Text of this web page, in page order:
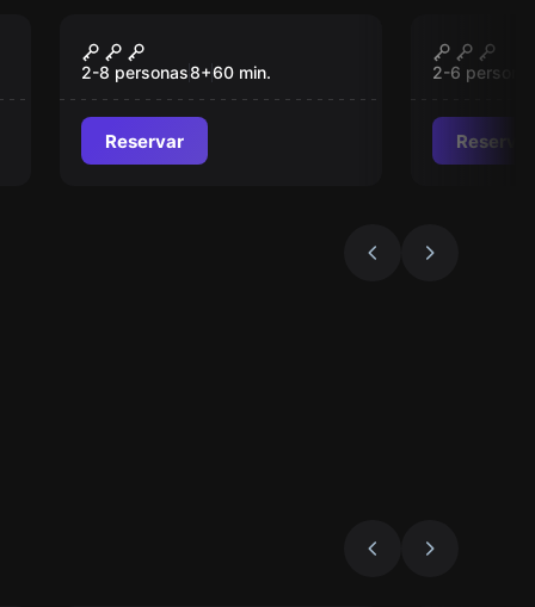
Fauna Room Escape
2-8 personas8+60 min.
Reservar
2-6
Reservar